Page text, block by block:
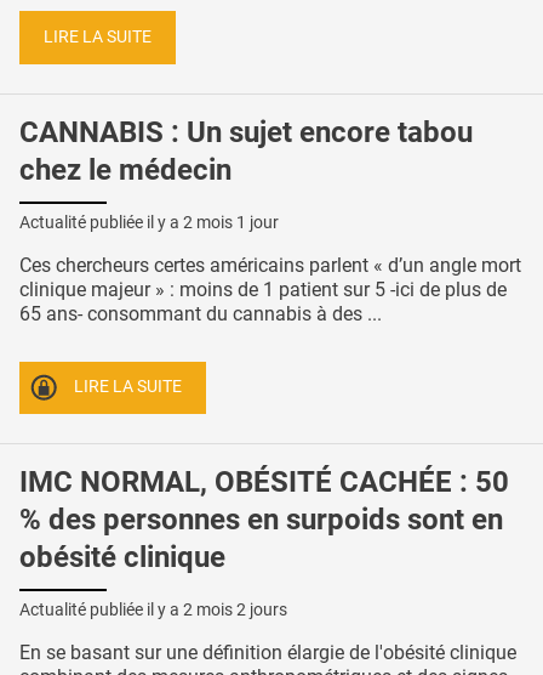
LIRE LA SUITE
CANNABIS : Un sujet encore tabou
chez le médecin
Actualité publiée il y a 2 mois 1 jour
Ces chercheurs certes américains parlent « d’un angle mort
clinique majeur » : moins de 1 patient sur 5 -ici de plus de
65 ans- consommant du cannabis à des ...
LIRE LA SUITE
IMC NORMAL, OBÉSITÉ CACHÉE : 50
% des personnes en surpoids sont en
obésité clinique
Actualité publiée il y a 2 mois 2 jours
En se basant sur une définition élargie de l'obésité clinique